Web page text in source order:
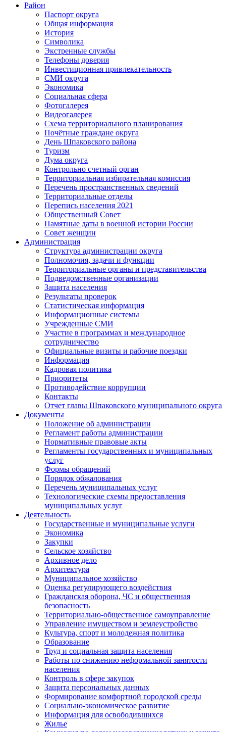
Район
Паспорт округа
Общая информация
История
Символика
Экстренные службы
Телефоны доверия
Инвестиционная привлекательность
СМИ округа
Экономика
Социальная сфера
Фотогалерея
Видеогалерея
Схема территориального планирования
Почётные граждане округа
День Шпаковского района
Туризм
Дума округа
Контрольно счетный орган
Территориальная избирательная комиссия
Перечень пространственных сведений
Территориальные отделы
Перепись населения 2021
Общественный Совет
Памятные даты в военной истории России
Совет женщин
Администрация
Структура администрации округа
Полномочия, задачи и функции
Территориальные органы и представительства
Подведомственные организации
Защита населения
Результаты проверок
Статистическая информация
Информационные системы
Учрежденные СМИ
Участие в программах и международное
сотрудничество
Официальные визиты и рабочие поездки
Информация
Кадровая политика
Приоритеты
Противодействие коррупции
Контакты
Отчет главы Шпаковского муниципального округа
Документы
Положение об администрации
Регламент работы администрации
Нормативные правовые акты
Регламенты государственных и муниципальных
услуг
Формы обращений
Порядок обжалования
Перечень муниципальных услуг
Технологические схемы предоставления
муниципальных услуг
Деятельность
Государственные и муниципальные услуги
Экономика
Закупки
Сельское хозяйство
Архивное дело
Архитектура
Муниципальное хозяйство
Оценка регулирующего воздействия
Гражданская оборона, ЧС и общественная
безопасность
Территориально-общественное самоуправление
Управление имуществом и землеустройство
Культура, спорт и молодежная политика
Образование
Труд и социальная защита населения
Работы по снижению неформальной занятости
населения
Контроль в сфере закупок
Защита персональных данных
Формирование комфортной городской среды
Социально-экономическое развитие
Информация для освободившихся
Жилье